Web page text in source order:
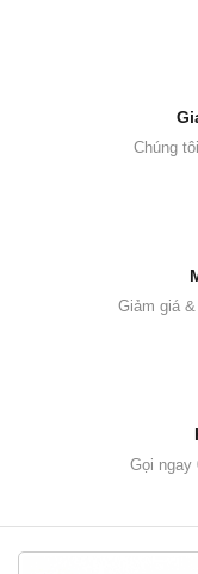
Chúng
Giảm giá
Gọi ngay